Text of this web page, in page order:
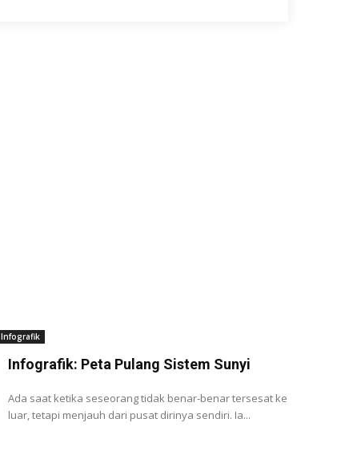
Infografik
Infografik: Peta Pulang Sistem Sunyi
Ada saat ketika seseorang tidak benar-benar tersesat ke
luar, tetapi menjauh dari pusat dirinya sendiri. Ia...